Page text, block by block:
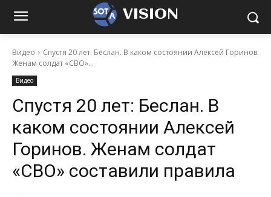
VISION
Видео
Спустя 20 лет: Беслан. В каком состоянии Алексей Горинов.
Женам солдат «СВО»...
Видео
Спустя 20 лет: Беслан. В
каком состоянии Алексей
Горинов. Женам солдат
«СВО» составили правила